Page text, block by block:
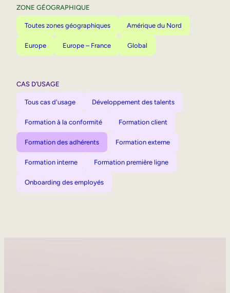
ZONE GÉOGRAPHIQUE
Toutes zones géographiques Amérique du Nord
Europe Europe – France Global
CAS D’USAGE
Tous cas d'usage Développement des talents
Formation à la conformité Formation client
Formation des adhérents Formation externe
Formation interne Formation première ligne
Onboarding des employés